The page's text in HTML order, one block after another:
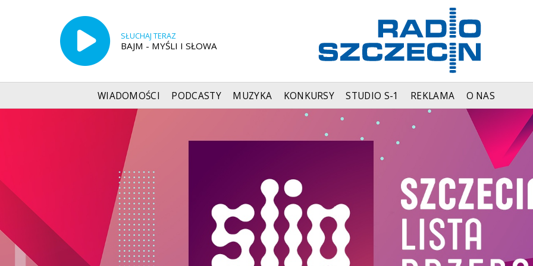
SŁUCHAJ TERAZ
BAJM - MYŚLI I SŁOWA
WIADOMOŚCI PODCASTY MUZYKA KONKURSY STUDIO S-1 REKLAMA O NAS